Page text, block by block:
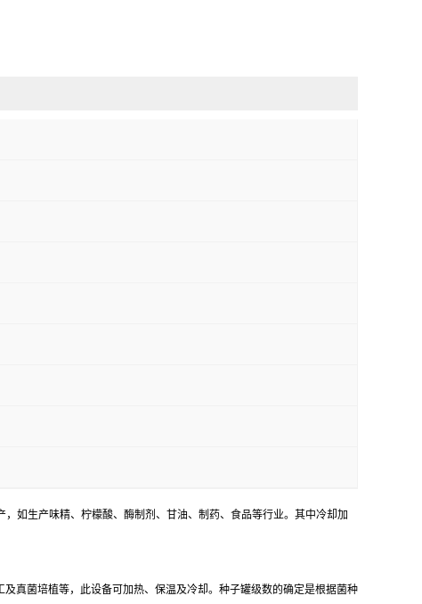
如生产味精、柠檬酸、酶制剂、甘油、制药、食品等行业。其中冷却加
真菌培植等，此设备可加热、保温及冷却。种子罐级数的确定是根据菌种